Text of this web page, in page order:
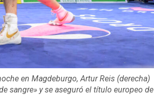
en Magdeburgo, Artur Reis (derecha)
sangre» y se aseguró el título europeo de